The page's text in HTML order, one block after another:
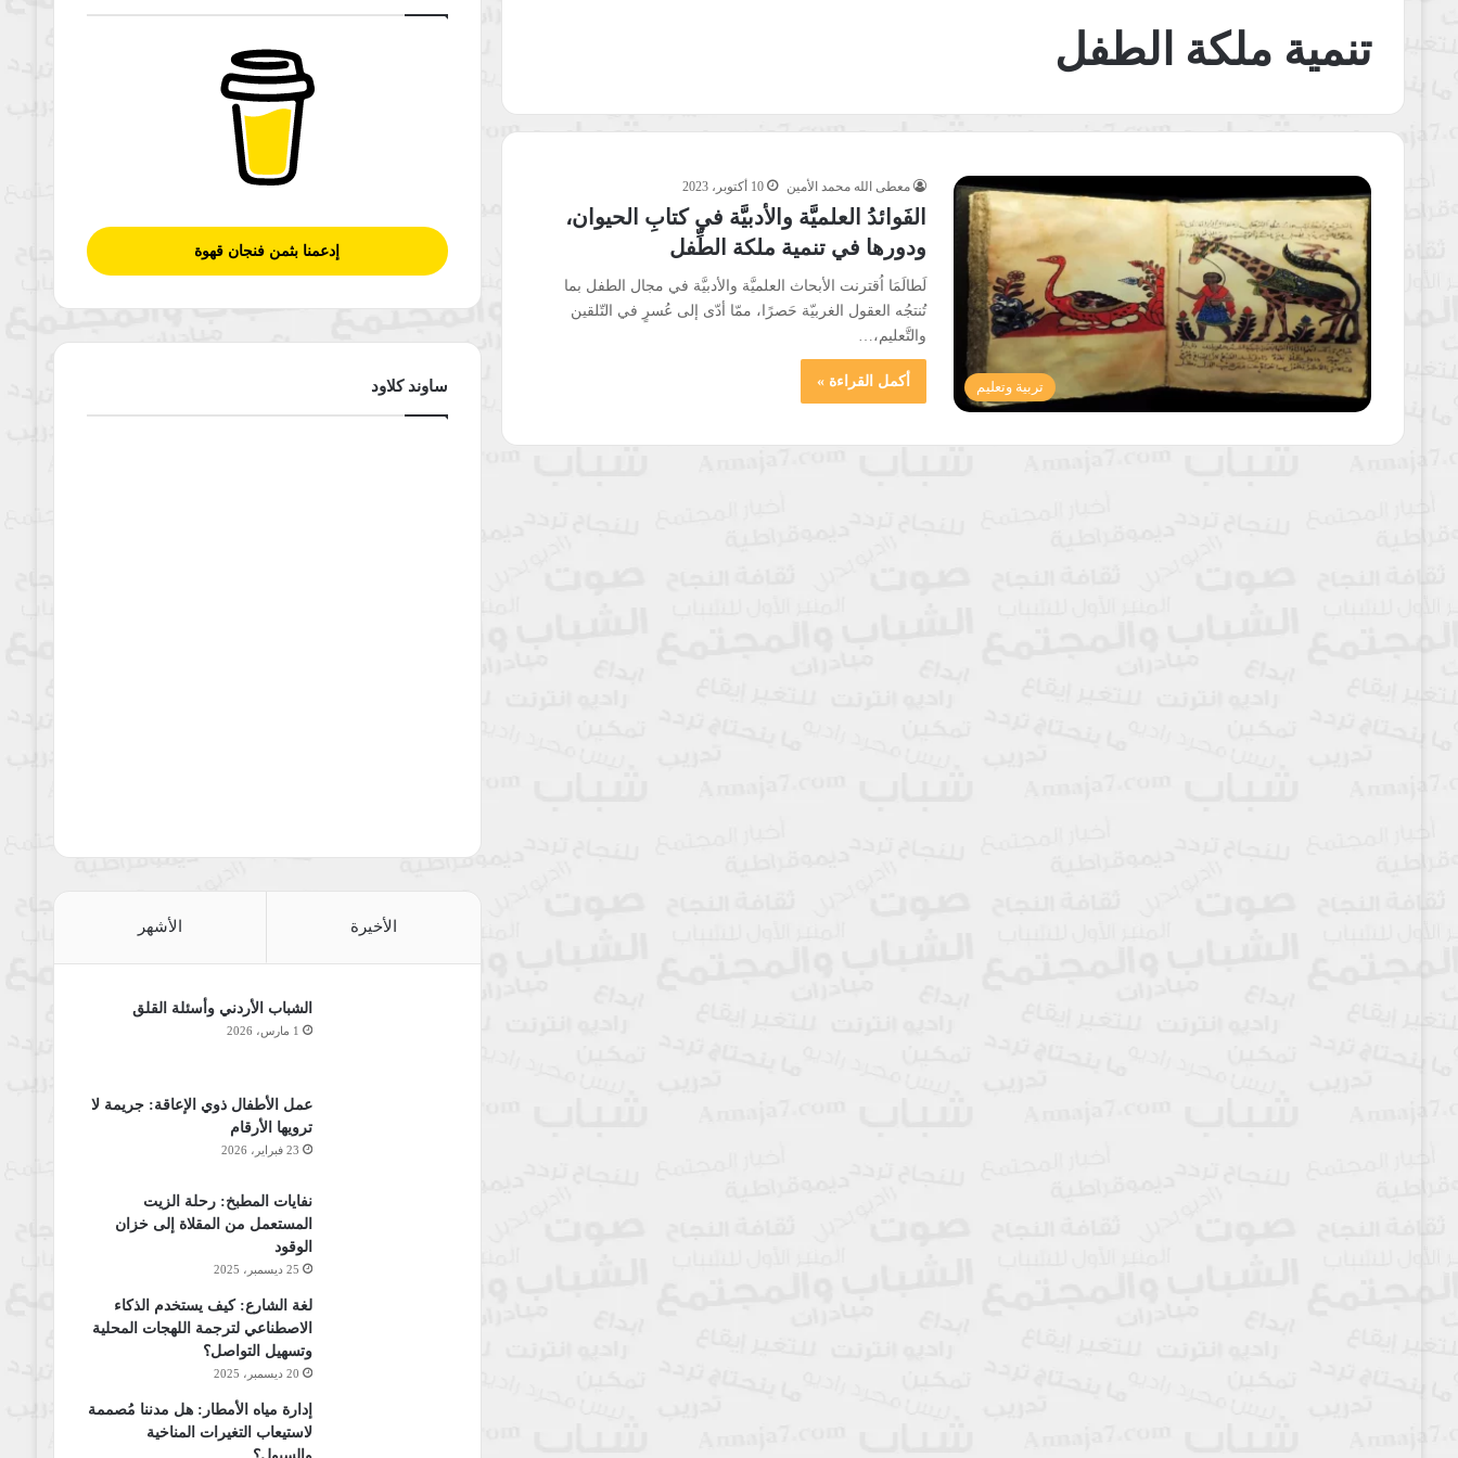
تنمية ملكة الطفل
تربية وتعليم
معطى الله محمد الأمين 10 أكتوبر، 2023
الفَوائدُ العلميَّة والأدبيَّة في كتابِ الحيوان،
ودورها في تنمية ملكة الطِّفل
لَطالَمَا اُقترنت الأبحاث العلميَّة والأدبيَّة في مجال الطفل بما
تُنتجُه العقول الغربيّة حَصرًا، ممّا أدّى إلى عُسرٍ في التّلقين
والتَّعليم،…
أكمل القراءة »
إدعمنا بثمن فنجان قهوة
ساوند كلاود
الأخيرة الأشهر
الشباب الأردني وأسئلة القلق
1 مارس، 2026
عمل الأطفال ذوي الإعاقة: جريمة لا
ترويها الأرقام
23 فبراير، 2026
نفايات المطبخ: رحلة الزيت
المستعمل من المقلاة إلى خزان
الوقود
25 ديسمبر، 2025
لغة الشارع: كيف يستخدم الذكاء
الاصطناعي لترجمة اللهجات المحلية
وتسهيل التواصل؟
20 ديسمبر، 2025
إدارة مياه الأمطار: هل مدننا مُصممة
لاستيعاب التغيرات المناخية